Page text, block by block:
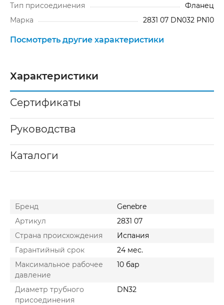
Тип присоединения
Фланец
Марка
2831 07 DN032 PN10
Посмотреть другие характеристики
Характеристики
Сертификаты
Руководства
Каталоги
Бренд
Genebre
Артикул
2831 07
Cтрана происхождения
Испания
Гарантийный срок
24 мес.
Максимальное рабочее
давление
10 бар
Диаметр трубного
присоединения
DN32